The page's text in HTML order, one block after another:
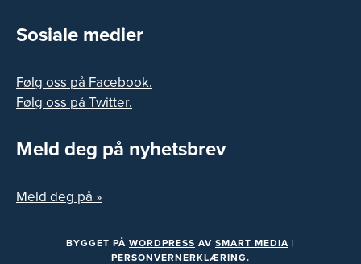
Sosiale medier
Følg oss på Facebook.
Følg oss på Twitter.
Meld deg på nyhetsbrev
Meld deg på »
BYGGET PÅ WORDPRESS AV SMART MEDIA |
PERSONVERNERKLÆRING.